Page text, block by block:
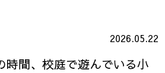
2026.05.22
時間、校庭で遊んでいる小